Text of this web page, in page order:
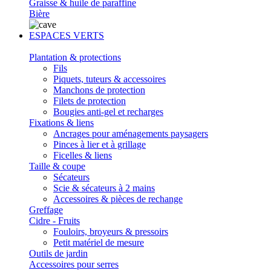
Graisse & huile de paraffine
Bière
ESPACES VERTS
Plantation & protections
Fils
Piquets, tuteurs & accessoires
Manchons de protection
Filets de protection
Bougies anti-gel et recharges
Fixations & liens
Ancrages pour aménagements paysagers
Pinces à lier et à grillage
Ficelles & liens
Taille & coupe
Sécateurs
Scie & sécateurs à 2 mains
Accessoires & pièces de rechange
Greffage
Cidre - Fruits
Fouloirs, broyeurs & pressoirs
Petit matériel de mesure
Outils de jardin
Accessoires pour serres